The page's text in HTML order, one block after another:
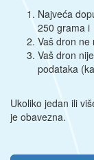
Najveća
250 grama i
Vaš dron ne
Vaš dron
podataka
Ukoliko jedan ili
je obavezna.